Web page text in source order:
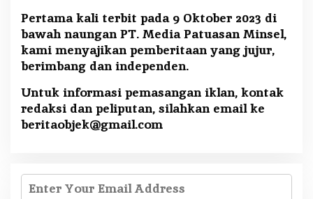
Pertama kali terbit pada 9 Oktober 2023 di
bawah naungan PT. Media Patuasan Minsel,
kami menyajikan pemberitaan yang jujur,
berimbang dan independen.
Untuk informasi pemasangan iklan, kontak
redaksi dan peliputan, silahkan email ke
beritaobjek@gmail.com